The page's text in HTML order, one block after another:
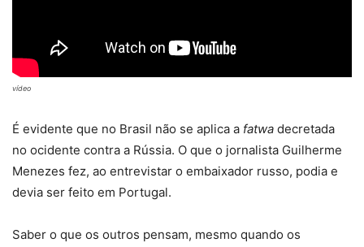
vídeo
É evidente que no Brasil não se aplica a fatwa decretada
no ocidente contra a Rússia. O que o jornalista Guilherme
Menezes fez, ao entrevistar o embaixador russo, podia e
devia ser feito em Portugal.
Saber o que os outros pensam, mesmo quando os